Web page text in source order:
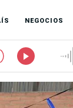
NEGOCIOS